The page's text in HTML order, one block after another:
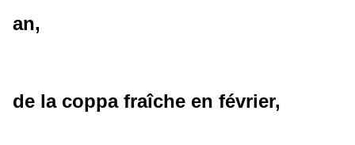
an,
de la coppa fraîche en février,